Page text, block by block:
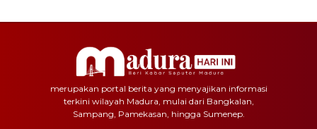
merupakan portal berita yang menyajikan informasi
terkini wilayah Madura, mulai dari Bangkalan,
Sampang, Pamekasan, hingga Sumenep.